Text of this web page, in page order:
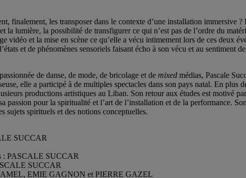
finalement, les transposer dans le contexte d’une installation immersive ?
la lumière, la possibilité de transfigurer ce qui n’est pas de l’ordre du
vidéo et la mise en scène ce qu’elle a vécu intimement lors de ces deux
et de phénomènes sensoriels faisant écho à son vécu et au sentiment
de danse, de mode, de bricolage et de mixed médias, Pascale
elle a participé à de multiples spectacles dans son pays natal. En plus
productions artistiques au Liban. Son retour aux études est motivé
pour la spiritualité et l’art de l’installation et de la performance.
sujets spirituels et des notions conceptuelles.
SUCCAR
: PASCALE SUCCAR
SUCCAR
EMIE GAGNON et PIERRE GAZEL